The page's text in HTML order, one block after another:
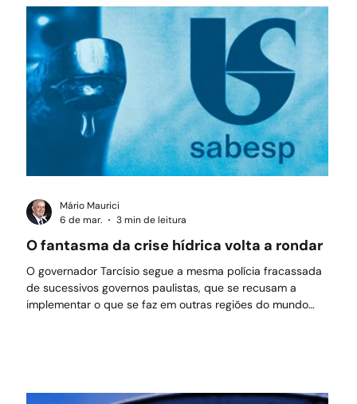
O fantasma da crise hídrica volta a rondar
O governador Tarcísio segue a mesma polícia fracassada
de sucessivos governos paulistas, que se recusam a
implementar o que se faz em outras regiões do mundo
Mário Maurici
6 de mar.
3 min de leitura